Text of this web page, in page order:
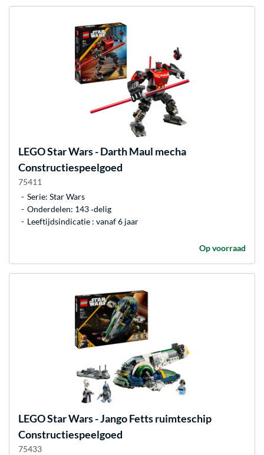
LEGOStar Wars - Darth Maul mecha
Constructiespeelgoed
75411
Serie: Star Wars
Onderdelen: 143 ‐delig
Leeftijdsindicatie : vanaf 6 jaar
Op voorraad
LEGOStar Wars - Jango Fetts ruimteschip
Constructiespeelgoed
75433